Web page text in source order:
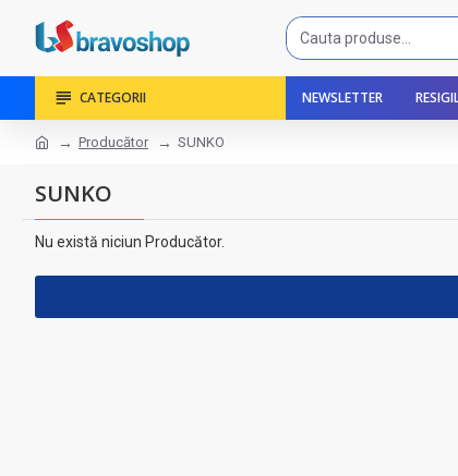
CATEGORII NEWSLETTER
Producător SUNKO
SUNKO
Nu există niciun Producător.